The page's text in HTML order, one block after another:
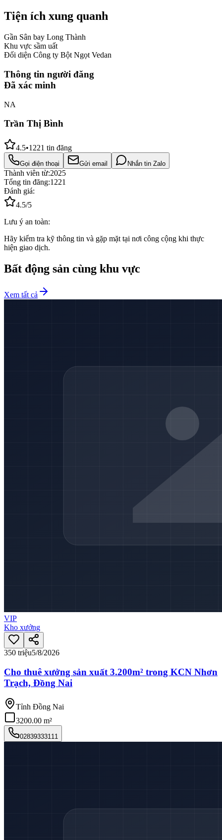
Tiện ích xung quanh
Gần Sân bay Long Thành
Khu vực sầm uất
Đối diện Công ty Bột Ngọt Vedan
Thông tin người đăng
Đã xác minh
NA
Trần Thị Bình
4.5•1221 tin đăng
Gọi điện thoại Gửi email Nhắn tin Zalo
Thành viên từ:2025
Tổng tin đăng:1221
Đánh giá:
4.5/5
Lưu ý an toàn:
Hãy kiểm tra kỹ thông tin và gặp mặt tại nơi công cộng khi thực
hiện giao dịch.
Bất động sản cùng khu vực
Xem tất cả
VIP
Kho xưởng
350 triệu5/8/2026
Cho thuê xưởng sản xuất 3.200m² trong KCN Nhơn
Trạch, Đồng Nai
Tỉnh Đồng Nai
3200.00 m²
02839333111